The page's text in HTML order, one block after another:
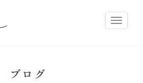
ブログ